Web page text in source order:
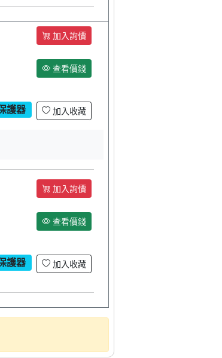
加入詢價
查看價錢
護器 加入收藏
加入詢價
查看價錢
護器 加入收藏